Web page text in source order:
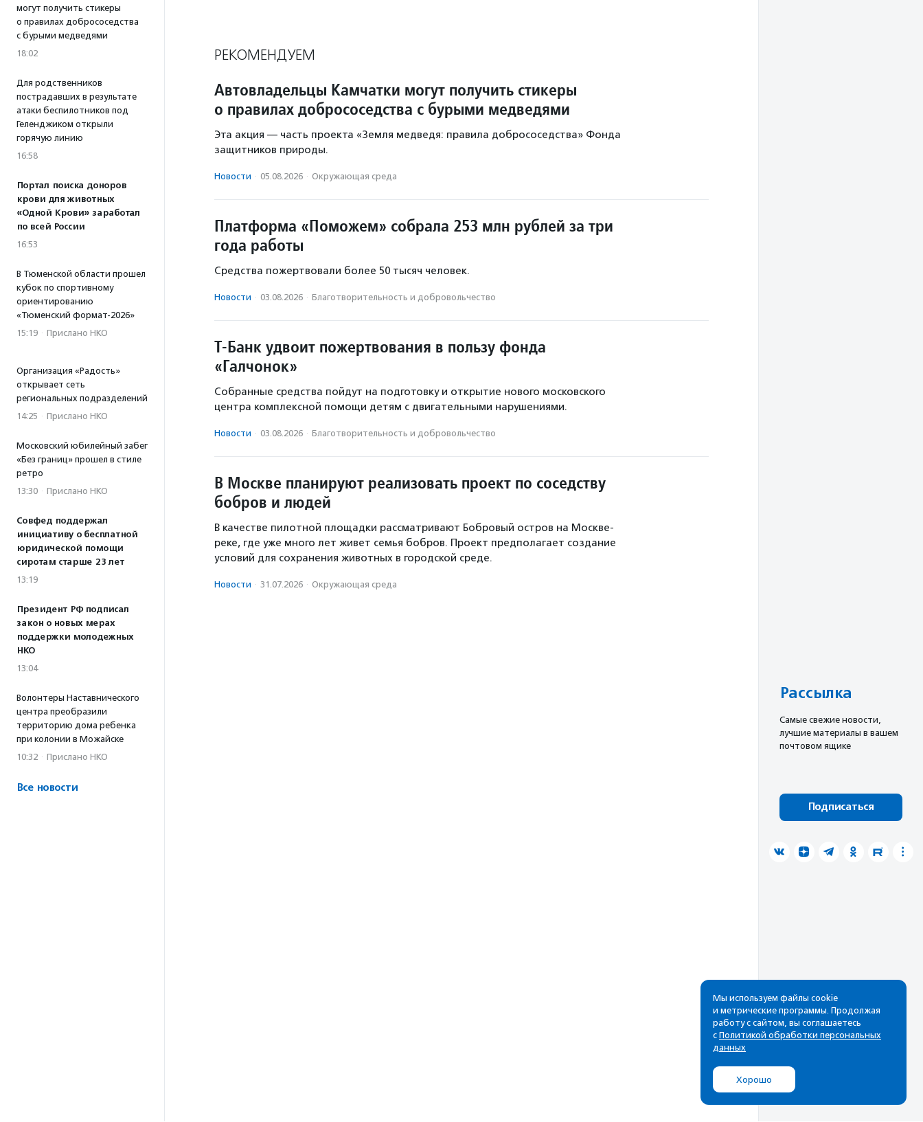
могут получить стикеры
о правилах добрососедства
с бурыми медведями
18:02
Для родственников
пострадавших в результате
атаки беспилотников под
Геленджиком открыли
горячую линию
16:58
Портал поиска доноров
крови для животных
«Одной Крови» заработал
по всей России
16:53
В Тюменской области прошел
кубок по спортивному
ориентированию
«Тюменский формат-2026»
15:19 · Прислано НКО
Организация «Радость»
открывает сеть
региональных подразделений
14:25 · Прислано НКО
Московский юбилейный забег
«Без границ» прошел в стиле
ретро
13:30 · Прислано НКО
Совфед поддержал
инициативу о бесплатной
юридической помощи
сиротам старше 23 лет
13:19
Президент РФ подписал
закон о новых мерах
поддержки молодежных
НКО
13:04
Волонтеры Наставнического
центра преобразили
территорию дома ребенка
при колонии в Можайске
10:32 · Прислано НКО
Все новости
РЕКОМЕНДУЕМ
Автовладельцы Камчатки могут получить стикеры
о правилах добрососедства с бурыми медведями
Эта акция — часть проекта «Земля медведя: правила добрососедства» Фонда
защитников природы.
Новости · 05.08.2026 · Окружающая среда
Платформа «Поможем» собрала 253 млн рублей за три
года работы
Средства пожертвовали более 50 тысяч человек.
Новости · 03.08.2026 · Благотвори­тель­ность и доброволь­чест­во
Т-Банк удвоит пожертвования в пользу фонда
«Галчонок»
Собранные средства пойдут на подготовку и открытие нового московского
центра комплексной помощи детям с двигательными нарушениями.
Новости · 03.08.2026 · Благотвори­тель­ность и доброволь­чест­во
В Москве планируют реализовать проект по соседству
бобров и людей
В качестве пилотной площадки рассматривают Бобровый остров на Москве-
реке, где уже много лет живет семья бобров. Проект предполагает создание
условий для сохранения животных в городской среде.
Новости · 31.07.2026 · Окружающая среда
Рассылка
Cамые свежие новости,
лучшие материалы в вашем
почтовом ящике
Подписаться
Мы используем файлы cookie
и метрические программы. Продолжая
работу с сайтом, вы соглашаетесь
с Политикой обработки персональных
данных
Хорошо